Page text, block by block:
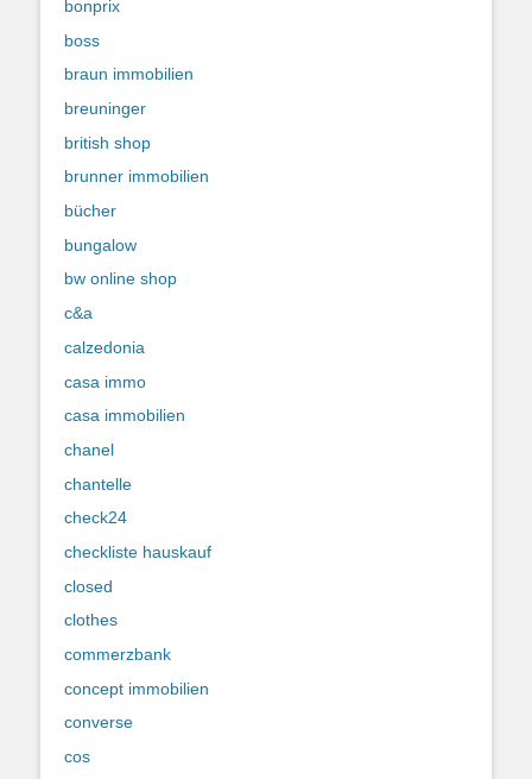
bonprix
boss
braun immobilien
breuninger
british shop
brunner immobilien
bücher
bungalow
bw online shop
c&a
calzedonia
casa immo
casa immobilien
chanel
chantelle
check24
checkliste hauskauf
closed
clothes
commerzbank
concept immobilien
converse
cos